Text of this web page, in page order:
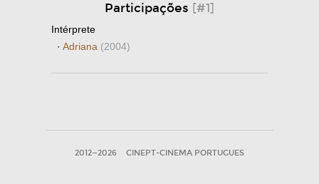
Participações [#1]
Intérprete
· Adriana (2004)
2012—2026 CINEPT-CINEMA PORTUGUES